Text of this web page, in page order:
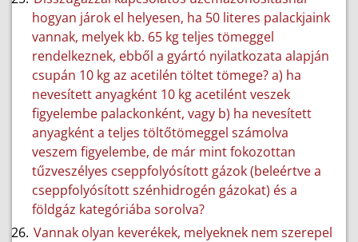
hogyan járok el helyesen, ha 50 literes palackjaink
vannak, melyek kb. 65 kg teljes tömeggel
rendelkeznek, ebből a gyártó nyilatkozata alapján
csupán 10 kg az acetilén töltet tömege? a) ha
nevesített anyagként 10 kg acetilént veszek
figyelembe palackonként, vagy b) ha nevesített
anyagként a teljes töltőtömeggel számolva
veszem figyelembe, de már mint fokozottan
tűzveszélyes cseppfolyósított gázok (beleértve a
cseppfolyósított szénhidrogén gázokat) és a
földgáz kategóriába sorolva?
Vannak olyan keverékek, melyeknek nem szerepel